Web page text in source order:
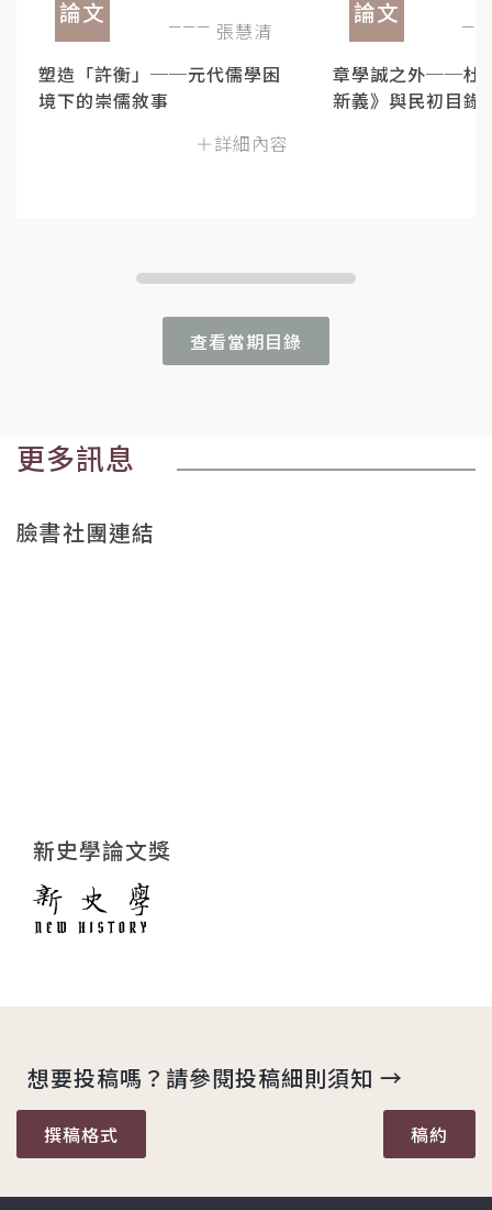
論文
張慧清
塑造「許衡」──元代儒學困
境下的崇儒敘事
＋詳細內容
論文
章學誠之外──杜
新義》與民初目錄
查看當期目錄
更多訊息
臉書社團連結
新史學論文獎
想要投稿嗎？請參閱投稿細則須知 →
撰稿格式 稿約